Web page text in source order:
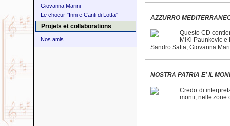
Giovanna Marini
Le choeur "Inni e Canti di Lotta"
Projets et collaborations
Nos amis
AZZURRO
Questo CD
MiKi Paunkovic
Sandro Satta, Giovanna
NOSTRA PATRIA E' IL
Credo di
monti, nelle zone